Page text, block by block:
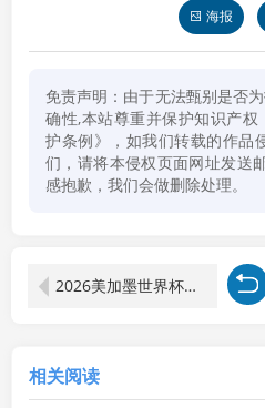
海报
免责声明：由于无法甄别是否
确性,本站尊重并保护知识产
护条例》，如我们转载的作品
们，请将本侵权页面网址发送
感抱歉，我们会做删除处理。
2026美加墨世界杯标语英语
相关阅读